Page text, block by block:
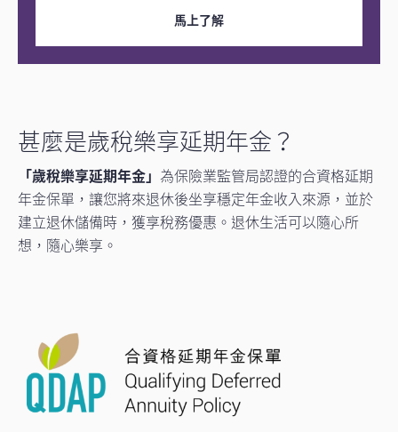
馬上了解
甚麼是歲稅樂享延期年金？
「歲稅樂享延期年金」 為保險業監管局認證的合資格延期
年金保單，讓您將來退休後坐享穩定年金收入來源，並於
建立退休儲備時，獲享稅務優惠。退休生活可以隨心所
想，隨心樂享。